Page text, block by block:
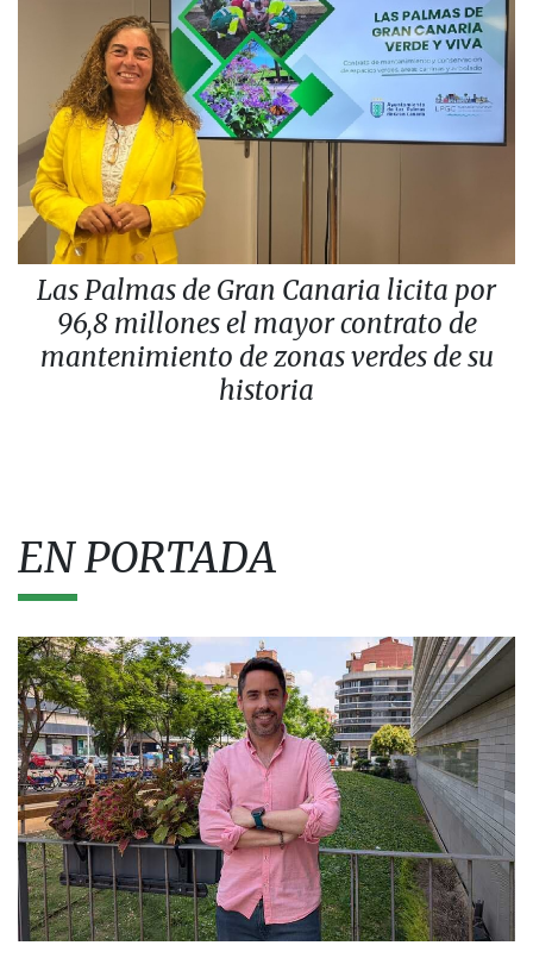
Las Palmas de Gran Canaria licita por
96,8 millones el mayor contrato de
mantenimiento de zonas verdes de su
historia
EN PORTADA